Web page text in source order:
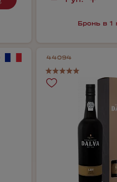
Бронь в 1
44094